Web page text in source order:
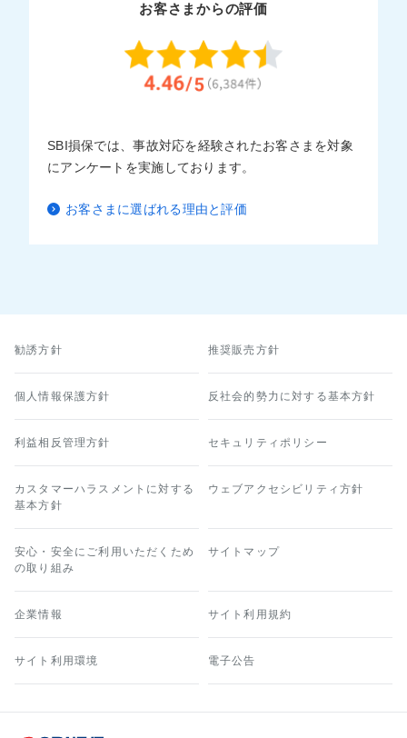
お客さまからの評価
SBI損保では、事故対応を経験されたお客さまを対象
にアンケートを実施しております。
お客さまに選ばれる理由と評価
勧誘方針 推奨販売方針
個人情報保護方針 反社会的勢力に対する基本方針
利益相反管理方針 セキュリティポリシー
カスタマーハラスメントに対する
基本方針
ウェブアクセシビリティ方針
安心・安全にご利用いただくため
の取り組み
サイトマップ
企業情報 サイト利用規約
サイト利用環境 電子公告